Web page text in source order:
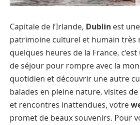
Capitale de l’Irlande, Dublin est
patrimoine culturel et humain très
quelques heures de la France,
de séjour pour rompre avec la
quotidien et découvrir une autre
balades en pleine nature, visites
et rencontres inattendues, votre
promet de beaux souvenirs. Pour